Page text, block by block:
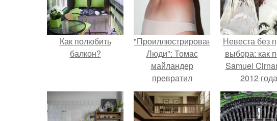
Как полюбить
балкон?
"Проиллюстрированные
Люди": Томас
майландер
превратил
солнечные ожоги в
арт - объект.
Невеста без
выбора: как
Samuel
2012 года
превратил
в манифест